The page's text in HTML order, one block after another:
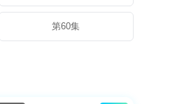
第60集